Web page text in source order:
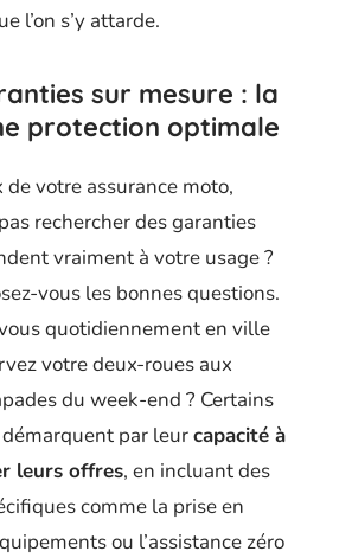
l’on s’y attarde.
sur mesure : la
protection optimale
de votre assurance moto,
rechercher des garanties
vraiment à votre usage ?
vous les bonnes questions.
quotidiennement en ville
votre deux-roues aux
du week-end ? Certains
par leurcapacité à
leurs offres, en incluant des
comme la prise en
ou l’assistance zéro